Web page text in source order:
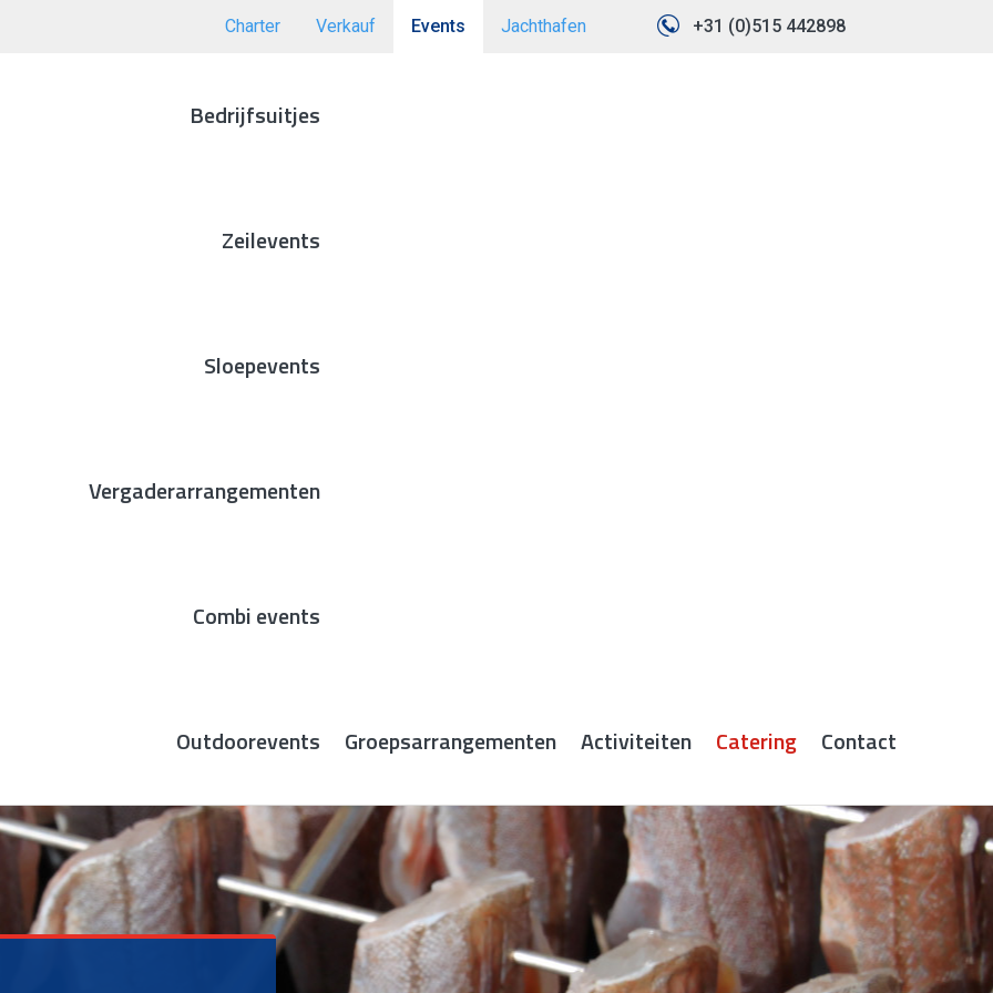
+31 (0)515 442898
Charter Verkauf Events Jachthafen
Bedrijfsuitjes
Zeilevents
Sloepevents
Vergaderarrangementen
Combi events
Outdoorevents Groepsarrangementen Activiteiten Catering Contact